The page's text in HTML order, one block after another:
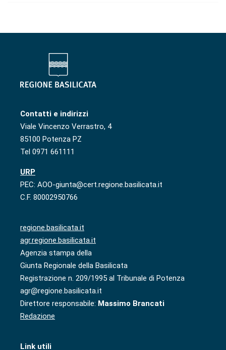
Contatti e indirizzi
Viale Vincenzo Verrastro, 4
85100 Potenza PZ
Tel 0971 661111
URP
PEC: AOO-giunta@cert.regione.basilicata.it
C.F. 80002950766
regione.basilicata.it
agr.regione.basilicata.it
Agenzia stampa della
Giunta Regionale della Basilicata
Registrazione n. 209/1995 al Tribunale di Potenza
agr@regione.basilicata.it
Direttore responsabile: Massimo Brancati
Redazione
Link utili